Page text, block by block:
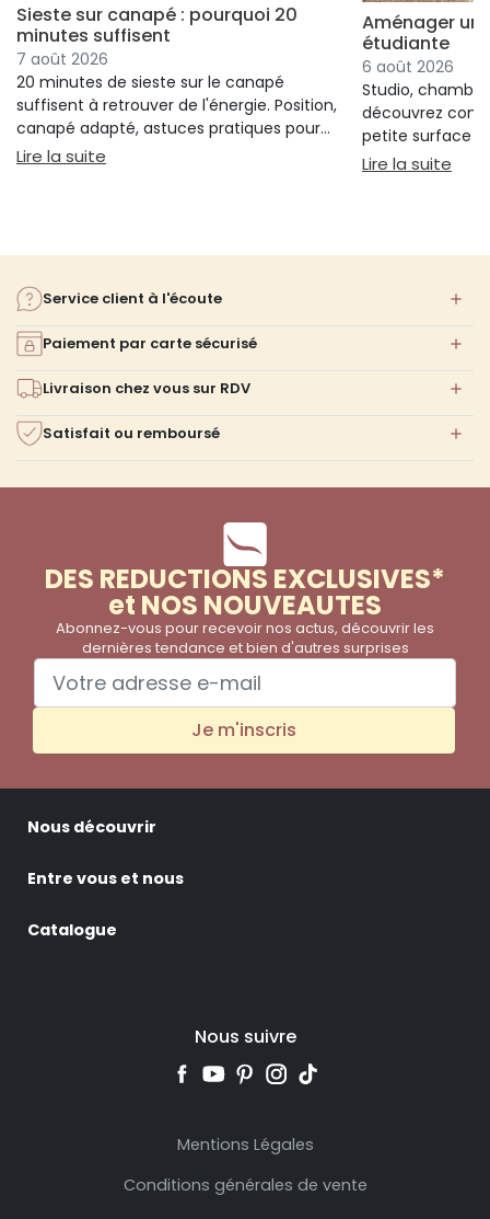
Sieste sur canapé : pourquoi 20
minutes suffisent
7 août 2026
20 minutes de sieste sur le canapé
suffisent à retrouver de l'énergie. Position,
canapé adapté, astuces pratiques pour
bien s'installer.
Lire la suite : Sieste sur canapé : pourquoi 20 minutes
Aménager un
étudiante
6 août 2026
Studio,
découvrez
petite surface à
confort ni
Lire la suite
Service client à l'écoute
Paiement par carte sécurisé
Livraison chez vous sur RDV
Satisfait ou remboursé
DES REDUCTIONS EXCLUSIVES*
et NOS NOUVEAUTES
Abonnez-vous pour recevoir nos actus, découvrir les
dernières tendance et bien d'autres surprises
Je m'inscris
Nous découvrir
Entre vous et nous
Catalogue
Nous suivre
Mentions Légales
Conditions générales de vente